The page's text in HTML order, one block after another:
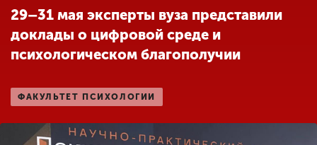
Международная
деятельность
деятельности
Студенческая жизнь
29–31 мая эксперты вуза представили
доклады о цифровой среде и
психологическом благополучии
ФАКУЛЬТЕТ ПСИХОЛОГИИ